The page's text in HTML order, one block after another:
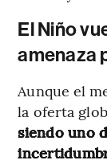
El Niño
amenaza
Aunque el
la oferta
siendo uno